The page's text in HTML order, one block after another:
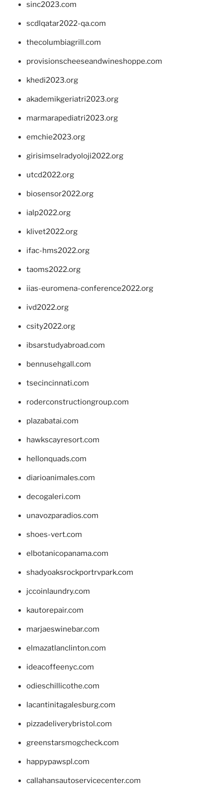
sinc2023.com
scdlqatar2022-qa.com
thecolumbiagrill.com
provisionscheeseandwineshoppe.com
khedi2023.org
akademikgeriatri2023.org
marmarapediatri2023.org
emchie2023.org
girisimselradyoloji2022.org
utcd2022.org
biosensor2022.org
ialp2022.org
klivet2022.org
ifac-hms2022.org
taoms2022.org
iias-euromena-conference2022.org
ivd2022.org
csity2022.org
ibsarstudyabroad.com
bennusehgall.com
tsecincinnati.com
roderconstructiongroup.com
plazabatai.com
hawkscayresort.com
hellonquads.com
diarioanimales.com
decogaleri.com
unavozparadios.com
shoes-vert.com
elbotanicopanama.com
shadyoaksrockportrvpark.com
jccoinlaundry.com
kautorepair.com
marjaeswinebar.com
elmazatlanclinton.com
ideacoffeenyc.com
odieschillicothe.com
lacantinitagalesburg.com
pizzadeliverybristol.com
greenstarsmogcheck.com
happypawspl.com
callahansautoservicecenter.com